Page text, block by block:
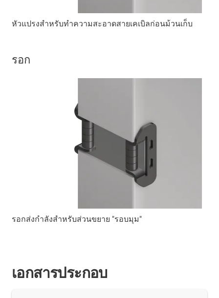
หัวแปรงสำหรับทำความสะอาดสายเคเบิลก่อนม้วนเก็บ
รอก
รอกส่งกำลังสำหรับส่วนขยาย "รอบมุม"
เอกสารประกอบ